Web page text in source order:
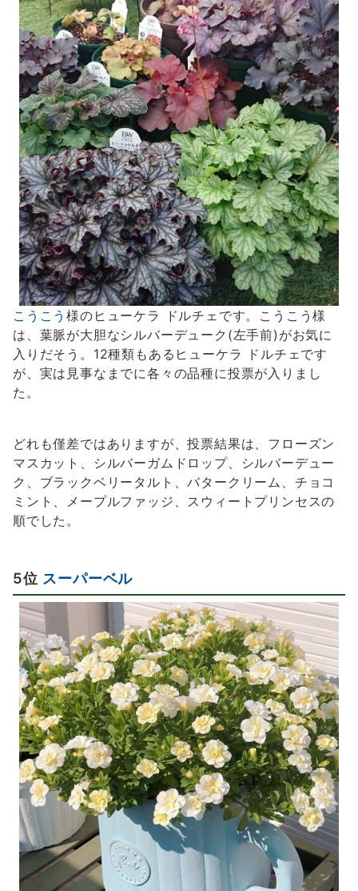
こうこう様のヒューケラ ドルチェです。こうこう様
は、葉脈が大胆なシルバーデューク(左手前)がお気に
入りだそう。12種類もあるヒューケラ ドルチェです
が、実は見事なまでに各々の品種に投票が入りまし
た。
どれも僅差ではありますが、投票結果は、フローズン
マスカット、シルバーガムドロップ、シルバーデュー
ク、ブラックベリータルト、バタークリーム、チョコ
ミント、メープルファッジ、スウィートプリンセスの
順でした。
5位 スーパーベル